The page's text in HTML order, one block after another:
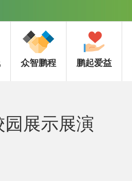
众智鹏程 鹏起爱益
展示展演